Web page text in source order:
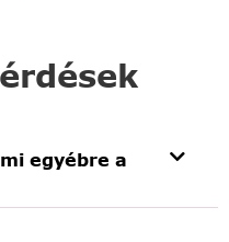
egyébre a